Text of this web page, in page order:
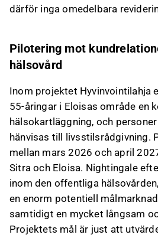
Detta innehåll är skapat av AI.
därför inga omedelbara
Pilotering mot
hälsovård
Inom projektet Hyvinvointilahja
55-åringar i Eloisas område en
hälsokartläggning, och
hänvisas till livsstilsrådgivning.
mellan mars 2026 och april
Sitra och Eloisa. Nightingale
inom den offentliga
en enorm potentiell
samtidigt en mycket långsam
Projektets mål är just att